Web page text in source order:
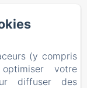
(y compris
votre
diffuser des